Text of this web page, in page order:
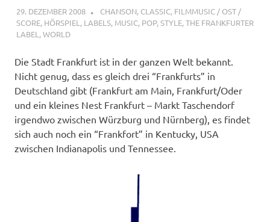
29. DEZEMBER 2008 STEFANBRAUN
CHANSON, CLASSIC, FILMMUSIC / OST /
SCORE, HÖRSPIEL , LABELS, MUSIC, POP,STYLE,THE FRANKFURTER
LABEL ,WORLD
Die Stadt Frankfurt ist in der ganzen Welt bekannt.
Nicht genug, dass es gleich drei “Frankfurts” in
Deutschland gibt (Frankfurt am Main, Frankfurt/Oder
und ein kleines Nest Frankfurt – Markt Taschendorf
irgendwo zwischen Würzburg und Nürnberg), es findet
sich auch noch ein “Frankfort” in Kentucky, USA
zwischen Indianapolis und Tennessee.